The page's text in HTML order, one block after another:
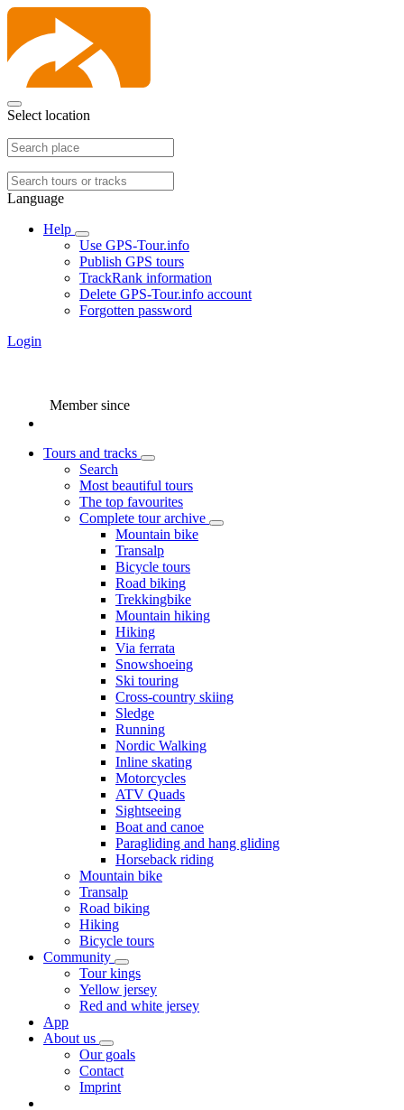
Select location
Language
Help
Use GPS-Tour.info
Publish GPS tours
TrackRank information
Delete GPS-Tour.info account
Forgotten password
Login
Member since
Tours and tracks
Search
Most beautiful tours
The top favourites
Complete tour archive
Mountain bike
Transalp
Bicycle tours
Road biking
Trekkingbike
Mountain hiking
Hiking
Via ferrata
Snowshoeing
Ski touring
Cross-country skiing
Sledge
Running
Nordic Walking
Inline skating
Motorcycles
ATV Quads
Sightseeing
Boat and canoe
Paragliding and hang gliding
Horseback riding
Mountain bike
Transalp
Road biking
Hiking
Bicycle tours
Community
Tour kings
Yellow jersey
Red and white jersey
App
About us
Our goals
Contact
Imprint